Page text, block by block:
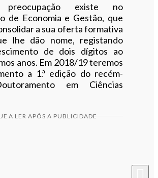
existe no
de Economia e Gestão, que
a sua oferta formativa
lhe dão nome, registando
de dois dígitos ao
anos. Em 2018/19 teremos
a 1.ª edição do recém-
em Ciências
A LER APÓS A PUBLICIDADE